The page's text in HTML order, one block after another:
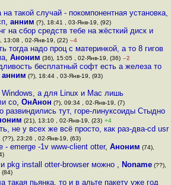
на такой случай - покомпонентная установка,
, анним (?), 18:41 , 03-Янв-19, (92)
на сбор средств тебе на жёсткий диск и
13:08 , 02-Янв-19, (22) –4
тогда надо проц с материнкой, а то 8 гигов
, Аноним (36), 15:05 , 02-Янв-19, (36) –2
бесплатный софт есть а железа то
анним (?), 18:44 , 03-Янв-19, (93)
а для Linux и Mac лишь
со,ОнАнон (?), 09:34 , 02-Янв-19, (7)
развиндились тут, горе-линуксоиды Стыдно
(21), 13:10 , 02-Янв-19, (23) +4
не у всех же всё просто, как раз-два-cd usr
(??), 23:26 , 02-Янв-19, (63)
- emerge -1v www-client otter,Аноним (74),
pkg install otter-browser можно , Noname(??),
такая пьянка, то и в альте пакету уже год